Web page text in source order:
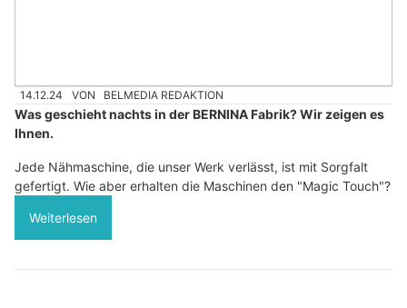
14.12.24 VON BELMEDIA REDAKTION
Was geschieht nachts in der BERNINA Fabrik? Wir zeigen es
Ihnen.
Jede Nähmaschine, die unser Werk verlässt, ist mit Sorgfalt
gefertigt. Wie aber erhalten die Maschinen den "Magic Touch"?
Weiterlesen